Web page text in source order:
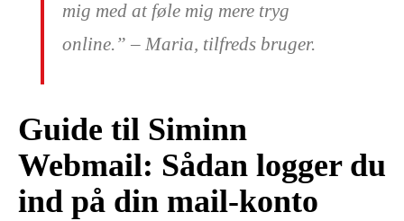
mig med at føle mig mere tryg
online.” – Maria, tilfreds bruger.
Guide til Siminn
Webmail: Sådan logger du
ind på din mail-konto